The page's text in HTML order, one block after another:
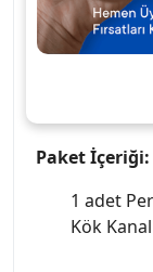
Altın
azaltarak
kırılma
özellikle
etkin ve
Paket İçeriği:
1 adet
Kök